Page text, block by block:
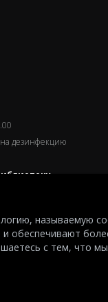
на дезинфекцию
называемую
обеспечивают
с тем, что